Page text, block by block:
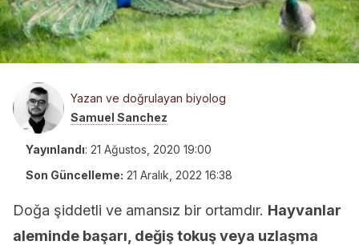
Yazan ve doğrulayan biyolog
Samuel Sanchez
Yayınlandı: 21 Ağustos, 2020 19:00
Son Güncelleme: 21 Aralık, 2022 16:38
Doğa şiddetli ve amansız bir ortamdır. Hayvanlar
aleminde başarı, değiş tokuş veya uzlaşma